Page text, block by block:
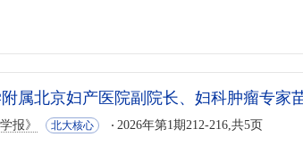
属北京妇产医院副院长、妇科肿瘤专家
报》 北大核心 2026年第1期212-216,共5页